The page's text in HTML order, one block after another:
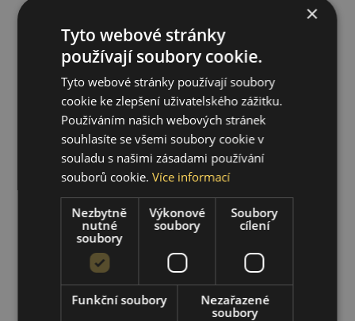
×
Tyto webové stránky
používají soubory cookie.
Tyto webové stránky používají soubory
cookie ke zlepšení uživatelského zážitku.
Používáním našich webových stránek
souhlasíte se všemi soubory cookie v
souladu s našimi zásadami používání
souborů cookie.Více informací
Nezbytně
nutné
soubory
Výkonové
soubory
Soubory
cílení
Funkční soubory
Nezařazené
soubory